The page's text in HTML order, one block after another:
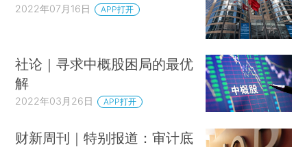
2022年07月16日 APP打开
社论｜寻求中概股困局的最优
解
2022年03月26日 APP打开
财新周刊｜特别报道：审计底